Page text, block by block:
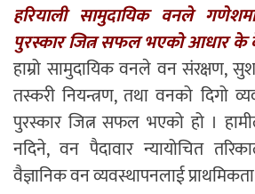
हरियाली सामुदायिक वनले
पुरस्कार जित्न सफल भएको आधार के
हाम्रो सामुदायिक वनले वन संरक्षण,
तस्करी नियन्त्रण, तथा वनको दिगो
पुरस्कार जित्न सफल भएको हो ।
नदिने, वन पैदावार न्यायोचित
वैज्ञानिक वन व्यवस्थापनलाई